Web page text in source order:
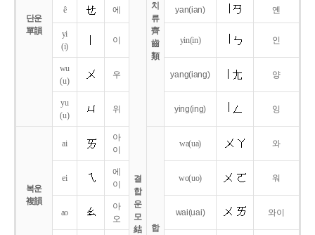
단운
單韻
결
합
운
모
結
치
류
齊
齒
類
ê 에 yan(ian) 옌
yi
(i)
이 yin(in) 인
wu
(u)
우 yang(iang) 양
yu
(u)
위 ying(ing) 잉
복운
複韻
ai
아
이
합
wa(ua) 와
ei
에
이
wo(uo) 워
ao
아
오
wai(uai) 와이